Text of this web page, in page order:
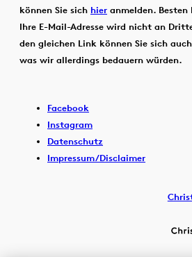
können Sie sich hier anmelden.
Ihre E-Mail-Adresse wird nicht an
den gleichen Link können Sie sich
was wir allerdings bedauern würden.
Facebook
Instagram
Datenschutz
Impressum/Disclaimer